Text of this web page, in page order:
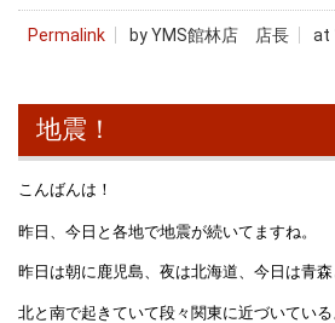
Permalink by YMS館林店 店長 at
地震！
こんばんは！
昨日、今日と各地で地震が続いてますね。
昨日は朝に鹿児島、夜は北海道、今日は青
北と南で起きていて段々関東に近づいている